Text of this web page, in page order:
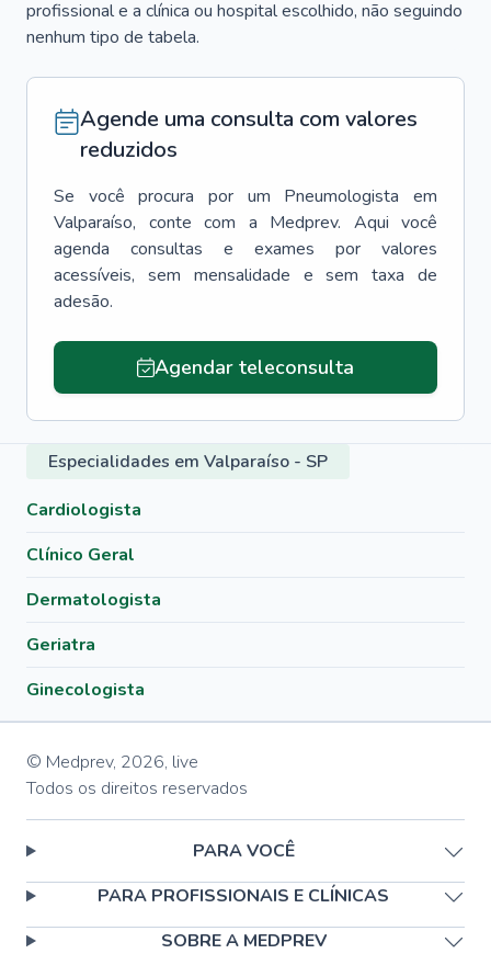
profissional e a clínica ou hospital escolhido, não seguindo
nenhum tipo de tabela.
Agende uma consulta com valores
reduzidos
Se você procura por um Pneumologista
em
Valparaíso, conte com a Medprev. Aqui você
agenda consultas e exames por valores
acessíveis, sem mensalidade e sem taxa de
adesão.
Agendar teleconsulta
Especialidades em Valparaíso - SP
Cardiologista
Clínico Geral
Dermatologista
Geriatra
Ginecologista
© Medprev, 2026, live
Todos os direitos reservados
PARA VOCÊ
PARA PROFISSIONAIS E CLÍNICAS
SOBRE A MEDPREV